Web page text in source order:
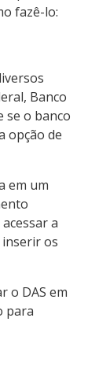
fazê-lo:
Banco
se o banco
opção de
em um
a
os
o DAS em
para